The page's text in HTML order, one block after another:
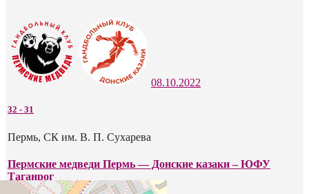
08.10.2022
32 - 31
Пермь, СК им. В. П. Сухарева
Пермские медведи Пермь — Донские казаки – ЮФУ
Таганрог